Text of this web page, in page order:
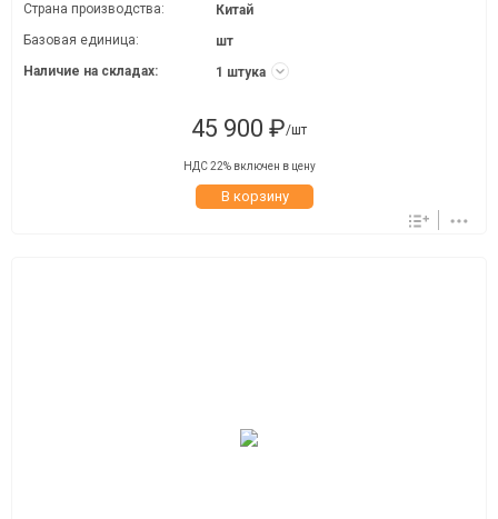
Страна производства:
Китай
Базовая единица:
шт
Наличие на складах:
1 штука
45 900 ₽/шт
НДС 22% включен в цену
В корзину